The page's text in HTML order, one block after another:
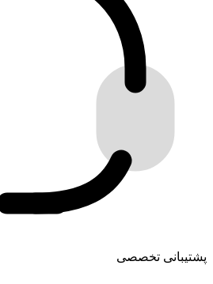
پشتیبانی تخصصی